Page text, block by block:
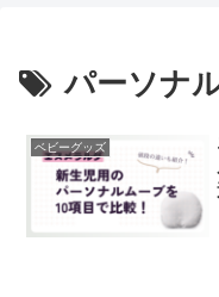
パーソナ
ベビーグッズ